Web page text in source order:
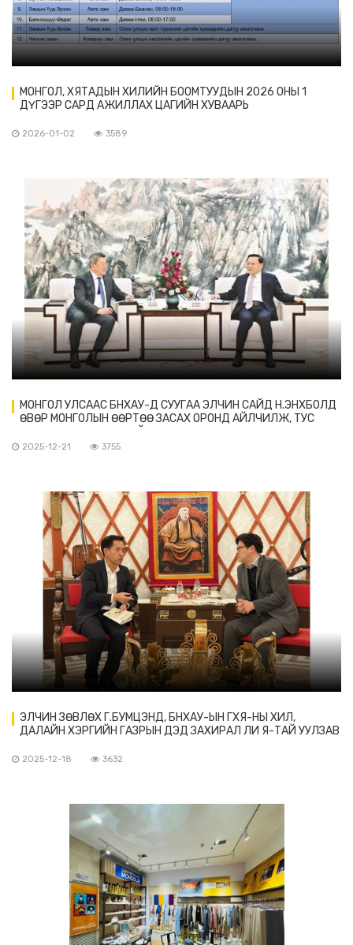
МОНГОЛ, ХЯТАДЫН ХИЛИЙН БООМТУУДЫН 2026 ОНЫ 1
ДҮГЭЭР САРД АЖИЛЛАХ ЦАГИЙН ХУВААРЬ
2026-01-02 3589
МОНГОЛ УЛСААС БНХАУ-Д СУУГАА ЭЛЧИН САЙД Н.ЭНХБОЛД
ӨВӨР МОНГОЛЫН ӨӨРТӨӨ ЗАСАХ ОРОНД АЙЛЧИЛЖ, ТУС
2025-12-21 3755
ЭЛЧИН ЗӨВЛӨХ Г.БУМЦЭНД, БНХАУ-ЫН ГХЯ-НЫ ХИЛ,
ДАЛАЙН ХЭРГИЙН ГАЗРЫН ДЭД ЗАХИРАЛ ЛИ Я-ТАЙ УУЛЗАВ
2025-12-18 3632